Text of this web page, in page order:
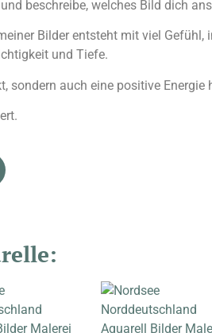
beschreibe, welches Bild dich
Bilder entsteht mit viel Gefühl,
und Tiefe.
sondern auch eine positive Energie